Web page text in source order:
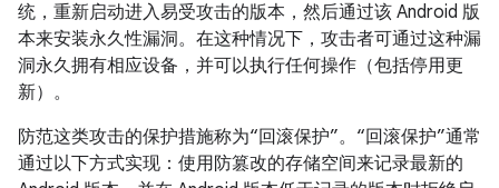
统，重新启动进入易受攻击的版本，然后通过该 Android 版
本来安装永久性漏洞。在这种情况下，攻击者可通过这种漏
洞永久拥有相应设备，并可以执行任何操作（包括停用更
新）。
防范这类攻击的保护措施称为“回滚保护”。“回滚保护”通常
通过以下方式实现：使用防篡改的存储空间来记录最新的